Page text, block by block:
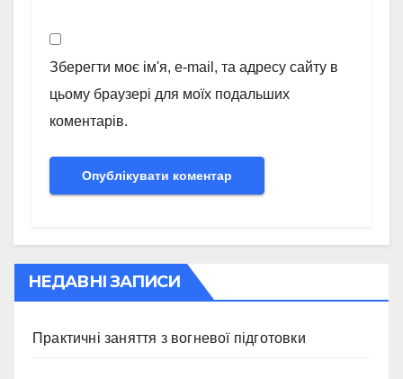
Зберегти моє ім'я, e-mail, та адресу сайту в
цьому браузері для моїх подальших
коментарів.
НЕДАВНІ ЗАПИСИ
Практичні заняття з вогневої підготовки